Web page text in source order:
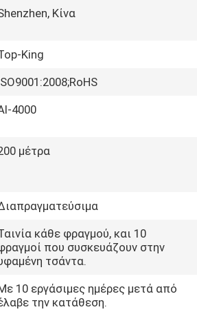
Κίνα
King
4000
μέτρα
κάθε φραγμού, και 10
που συσκευάζουν στην
τσάντα.
10 εργάσιμες ημέρες μετά από
την κατάθεση.